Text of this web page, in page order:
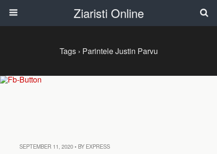
Ziaristi Online
Tags › Parintele Justin Parvu
SEPTEMBER 11, 2020 • BY EXPRESS